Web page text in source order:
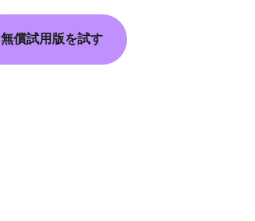
無償試用版を試す